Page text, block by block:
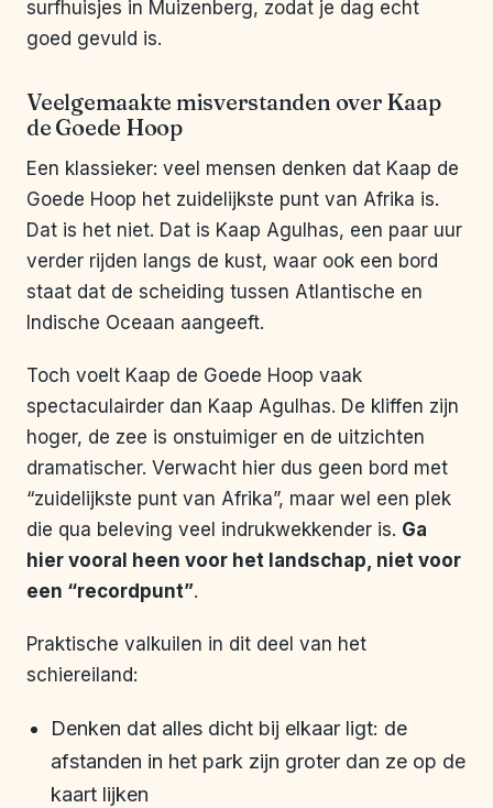
surfhuisjes in Muizenberg, zodat je dag echt
goed gevuld is.
Veelgemaakte misverstanden over Kaap
de Goede Hoop
Een klassieker: veel mensen denken dat Kaap de
Goede Hoop het zuidelijkste punt van Afrika is.
Dat is het niet. Dat is Kaap Agulhas, een paar uur
verder rijden langs de kust, waar ook een bord
staat dat de scheiding tussen Atlantische en
Indische Oceaan aangeeft.
Toch voelt Kaap de Goede Hoop vaak
spectaculairder dan Kaap Agulhas. De kliffen zijn
hoger, de zee is onstuimiger en de uitzichten
dramatischer. Verwacht hier dus geen bord met
“zuidelijkste punt van Afrika”, maar wel een plek
die qua beleving veel indrukwekkender is. Ga
hier vooral heen voor het landschap, niet voor
een “recordpunt”.
Praktische valkuilen in dit deel van het
schiereiland:
Denken dat alles dicht bij elkaar ligt: de
afstanden in het park zijn groter dan ze op de
kaart lijken